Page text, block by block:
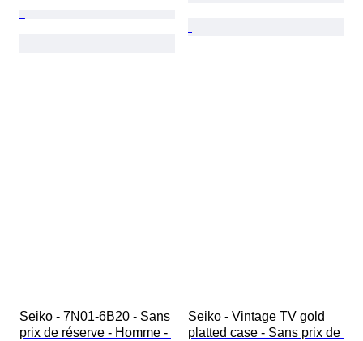
Seiko - 7N01-6B20 - Sans
prix de réserve - Homme -
Seiko - Vintage TV gold
platted case - Sans prix de